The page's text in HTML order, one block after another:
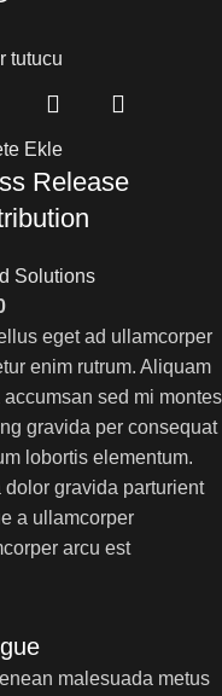
Ekle
Release
Solutions
eget ad ullamcorper
enim rutrum. Aliquam
sed mi montes
gravida per consequat
lobortis elementum.
gravida parturient
a ullamcorper
arcu est
malesuada metus